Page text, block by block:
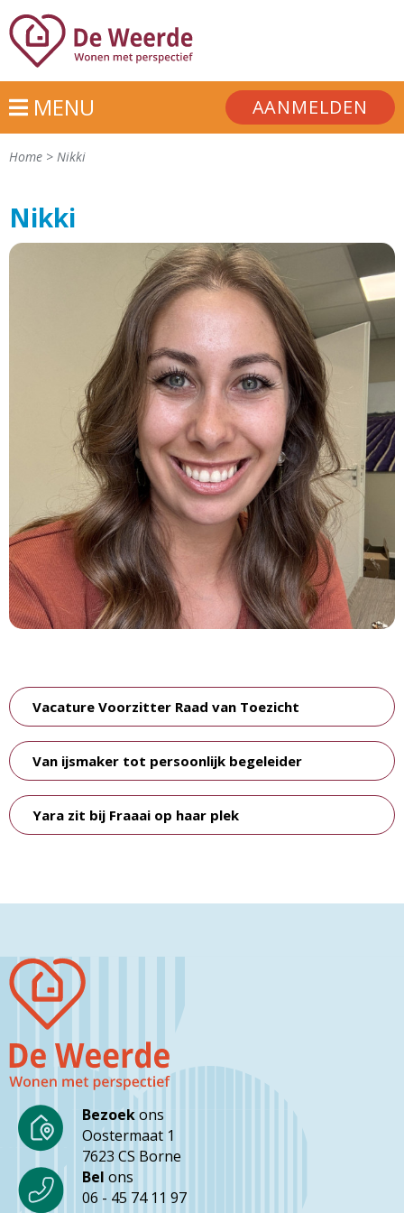
MENU AANMELDEN
Home > Nikki
Nikki
Vacature Voorzitter Raad van Toezicht
Van ijsmaker tot persoonlijk begeleider
Yara zit bij Fraaai op haar plek
Bezoekons
Oostermaat 1
7623 CS Borne
Bel ons
06 - 45 74 11 97